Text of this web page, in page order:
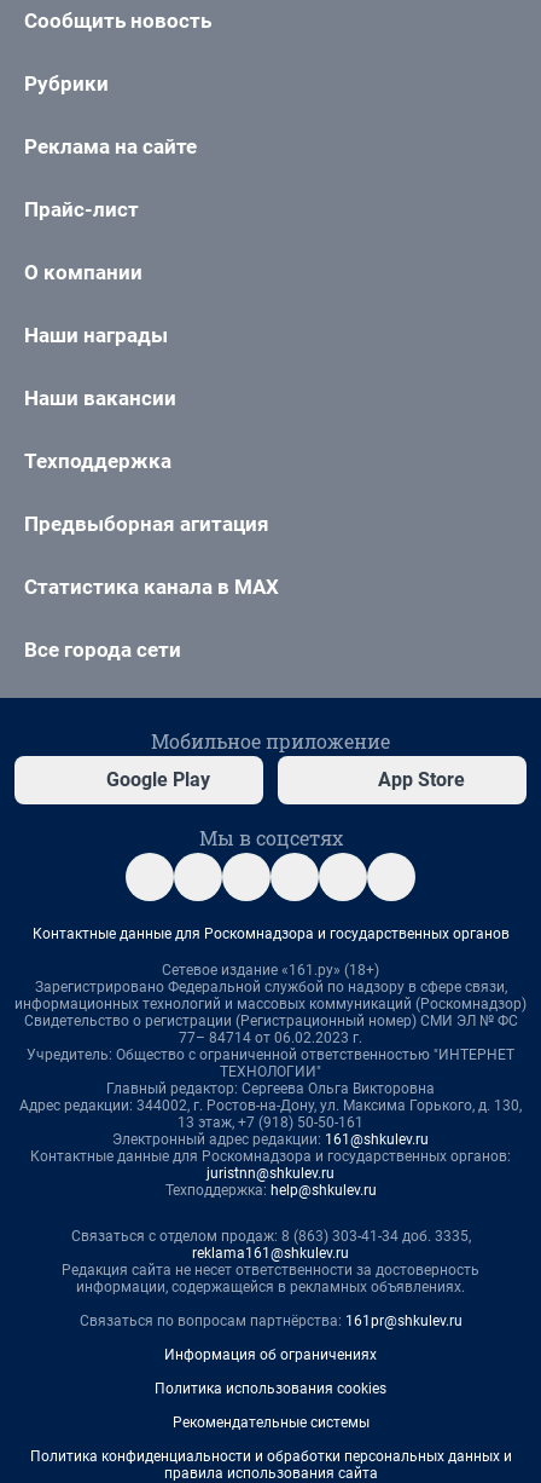
Сообщить новость
Рубрики
Реклама на сайте
Прайс-лист
О компании
Наши награды
Наши вакансии
Техподдержка
Предвыборная агитация
Статистика канала в MAX
Все города сети
Мобильное приложение
Google Play App Store
Мы в соцсетях
Контактные данные для Роскомнадзора и государственных органов
Сетевое издание «161.ру» (18+)
Зарегистрировано Федеральной службой по надзору в сфере связи,
информационных технологий и массовых коммуникаций (Роскомнадзор)
Свидетельство о регистрации (Регистрационный номер) СМИ ЭЛ № ФС
77– 84714 от 06.02.2023 г.
Учредитель: Общество с ограниченной ответственностью "ИНТЕРНЕТ
ТЕХНОЛОГИИ"
Главный редактор: Сергеева Ольга Викторовна
Адрес редакции: 344002, г. Ростов-на-Дону, ул. Максима Горького, д. 130,
13 этаж, +7 (918) 50-50-161
Электронный адрес редакции: 161@shkulev.ru
Контактные данные для Роскомнадзора и государственных органов:
juristnn@shkulev.ru
Техподдержка: help@shkulev.ru
Связаться с отделом продаж: 8 (863) 303-41-34 доб. 3335,
reklama161@shkulev.ru
Редакция сайта не несет ответственности за достоверность
информации, содержащейся в рекламных объявлениях.
Связаться по вопросам партнёрства: 161pr@shkulev.ru
Информация об ограничениях
Политика использования cookies
Рекомендательные системы
Политика конфиденциальности и обработки персональных данных и
правила использования сайта